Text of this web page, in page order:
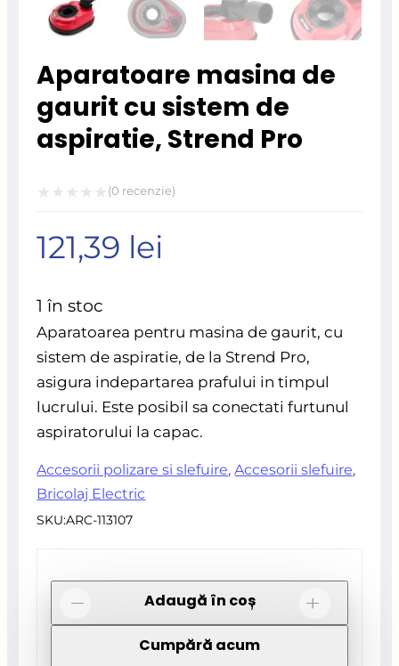
Aparatoare masina de
gaurit cu sistem de
aspiratie, Strend Pro
la
(0 recenzie)
121,39 lei
1 în stoc
Aparatoarea pentru masina de gaurit, cu
sistem de aspiratie, de la Strend Pro,
asigura indepartarea prafului in timpul
lucrului. Este posibil sa conectati furtunul
aspiratorului la capac.
Accesorii polizare si slefuire,Accesorii slefuire,
Bricolaj Electric
SKU:ARC-113107
Aparatoare
Adaugă în coș
Cumpără acum